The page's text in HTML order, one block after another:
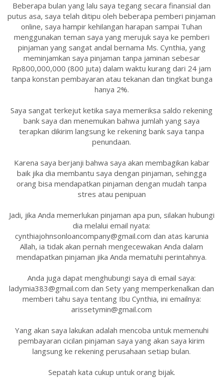
Beberapa bulan yang lalu saya tegang secara finansial dan
putus asa, saya telah ditipu oleh beberapa pemberi pinjaman
online, saya hampir kehilangan harapan sampai Tuhan
menggunakan teman saya yang merujuk saya ke pemberi
pinjaman yang sangat andal bernama Ms. Cynthia, yang
meminjamkan saya pinjaman tanpa jaminan sebesar
Rp800,000,000 (800 juta) dalam waktu kurang dari 24 jam
tanpa konstan pembayaran atau tekanan dan tingkat bunga
hanya 2%.
Saya sangat terkejut ketika saya memeriksa saldo rekening
bank saya dan menemukan bahwa jumlah yang saya
terapkan dikirim langsung ke rekening bank saya tanpa
penundaan.
Karena saya berjanji bahwa saya akan membagikan kabar
baik jika dia membantu saya dengan pinjaman, sehingga
orang bisa mendapatkan pinjaman dengan mudah tanpa
stres atau penipuan
Jadi, jika Anda memerlukan pinjaman apa pun, silakan hubungi
dia melalui email nyata:
cynthiajohnsonloancompany@gmail.com dan atas karunia
Allah, ia tidak akan pernah mengecewakan Anda dalam
mendapatkan pinjaman jika Anda mematuhi perintahnya.
Anda juga dapat menghubungi saya di email saya:
ladymia383@gmail.com dan Sety yang memperkenalkan dan
memberi tahu saya tentang Ibu Cynthia, ini emailnya:
arissetymin@gmail.com
Yang akan saya lakukan adalah mencoba untuk memenuhi
pembayaran cicilan pinjaman saya yang akan saya kirim
langsung ke rekening perusahaan setiap bulan.
Sepatah kata cukup untuk orang bijak.